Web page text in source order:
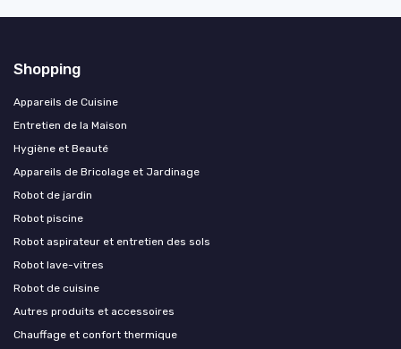
Shopping
Appareils de Cuisine
Entretien de la Maison
Hygiène et Beauté
Appareils de Bricolage et Jardinage
Robot de jardin
Robot piscine
Robot aspirateur et entretien des sols
Robot lave-vitres
Robot de cuisine
Autres produits et accessoires
Chauffage et confort thermique